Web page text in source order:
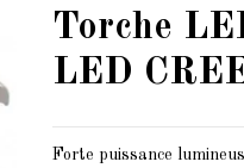
Torche
LED
Forte puissance